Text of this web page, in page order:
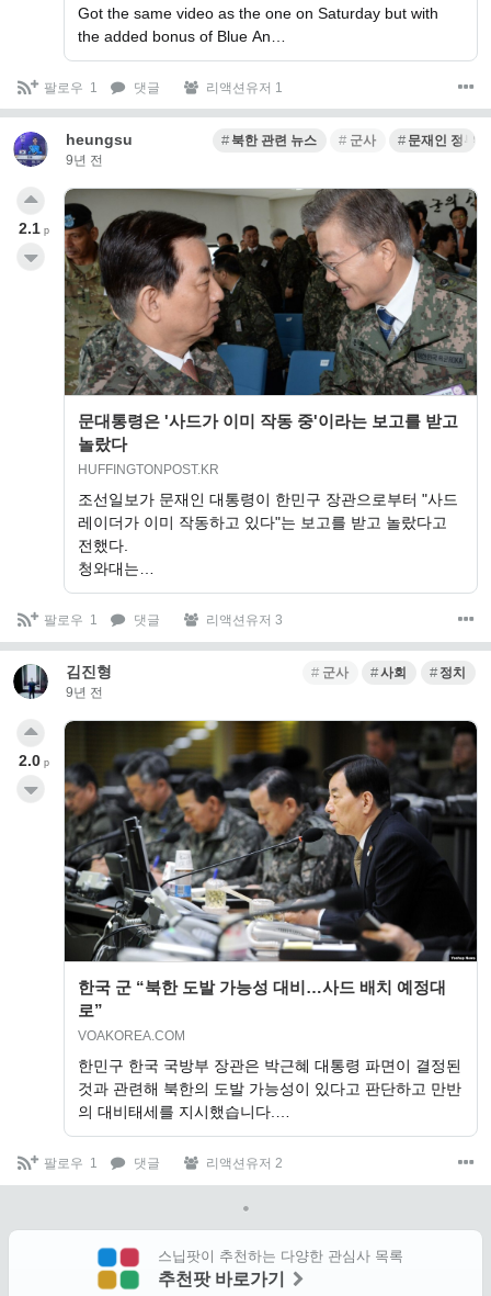
Got the same video as the one on Saturday but with
the added bonus of Blue An…
팔로우 1 댓글 리액션유저 1
heungsu
9년 전
북한 관련 뉴스 군사 문재인 정부
문대통령은 '사드가 이미 작동 중'이라는 보고를 받고
놀랐다
HUFFINGTONPOST.KR
조선일보가 문재인 대통령이 한민구 장관으로부터 "사드
레이더가 이미 작동하고 있다"는 보고를 받고 놀랐다고
전했다.
청와대는…
2.1 p
팔로우 1 댓글 리액션유저 3
김진형
9년 전
군사 사회 정치
한국 군 “북한 도발 가능성 대비…사드 배치 예정대
로”
VOAKOREA.COM
한민구 한국 국방부 장관은 박근혜 대통령 파면이 결정된
것과 관련해 북한의 도발 가능성이 있다고 판단하고 만반
의 대비태세를 지시했습니다.…
2.0 p
팔로우 1 댓글 리액션유저 2
스닙팟이 추천하는 다양한 관심사 목록
추천팟 바로가기